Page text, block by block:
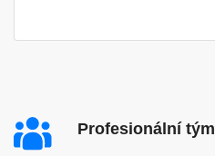
Profesionální tým